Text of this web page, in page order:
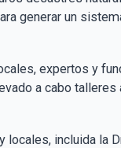
generar un
expertos y
a cabo
incluida la